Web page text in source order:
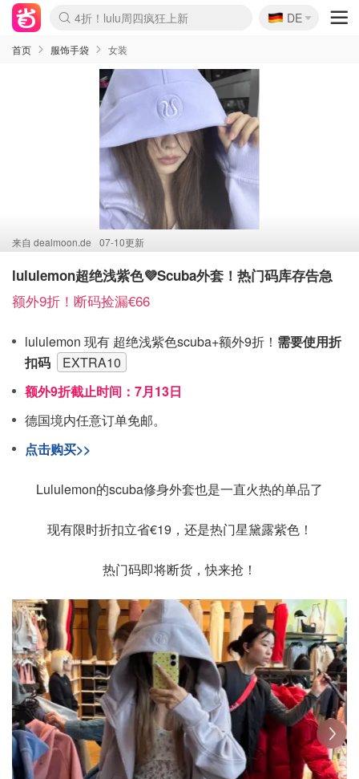
Boticinal 夏促开抢！
4折！lulu周四疯狂上新
还没结束！&OtherStories大促
Joybuy变相75折 随时失效
速领！Stanley独家85折
疑似霸哥！Camper额外叠85折
Zalando 奥莱闪促！每日更新
Moncler反季囤！5折起+叠9折
Coach Brooklyn仅€192
🇩🇪
DE
首页 服饰手袋 女装
来自 dealmoon.de 07-10更新
lululemon超绝浅紫色💜Scuba外套！热门码库存告急
额外9折！断码捡漏€66
lululemon 现有 超绝浅紫色scuba+额外9折！ 需要使用折
扣码
EXTRA10
额外9折截止时间：7月13日
德国境内任意订单免邮。
点击购买>>
Lululemon的scuba修身外套也是一直火热的单品了
现有限时折扣立省€19，还是热门星黛露紫色！
热门码即将断货，快来抢！